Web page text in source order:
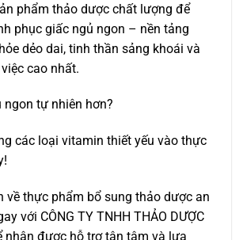
phẩm thảo dược chất lượng để
phục giấc ngủ ngon – nền tảng
dẻo dai, tinh thần sảng khoái và
cao nhất.
ngon tự nhiên hơn?
các loại vitamin thiết yếu vào thực
về thực phẩm bổ sung thảo dược an
với CÔNG TY TNHH THẢO DƯỢC
nhận được hỗ trợ tận tâm và lựa